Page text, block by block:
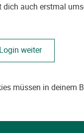
dich auch erstmal
müssen in deinem